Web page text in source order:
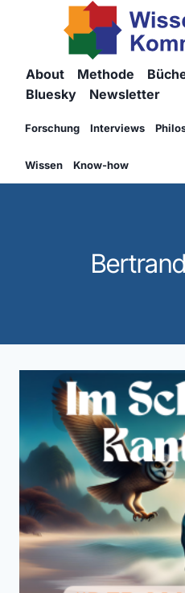
About
Methode
Bluesky
Newsletter
Forschung Interviews
Wissen Know-how